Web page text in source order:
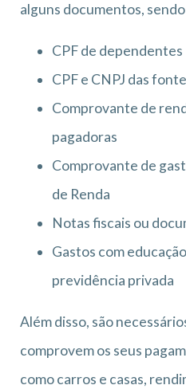
alguns documentos,
CPF de dependentes
CPF e CNPJ das
Comprovante de
pagadoras
Comprovante de
de Renda
Notas fiscais ou
Gastos com
previdência privada
Além disso, são
comprovem os seus
como carros e casas,